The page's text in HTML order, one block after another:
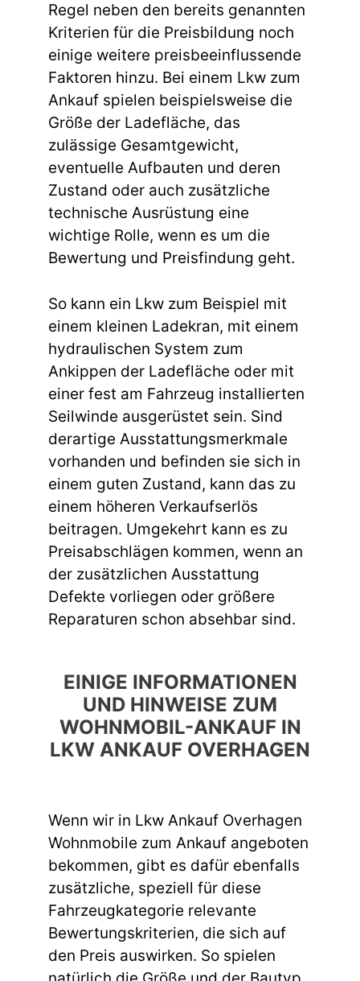
Regel neben den bereits genannten
Kriterien für die Preisbildung noch
einige weitere preisbeeinflussende
Faktoren hinzu. Bei einem Lkw zum
Ankauf spielen beispielsweise die
Größe der Ladefläche, das
zulässige Gesamtgewicht,
eventuelle Aufbauten und deren
Zustand oder auch zusätzliche
technische Ausrüstung eine
wichtige Rolle, wenn es um die
Bewertung und Preisfindung geht.
So kann ein Lkw zum Beispiel mit
einem kleinen Ladekran, mit einem
hydraulischen System zum
Ankippen der Ladefläche oder mit
einer fest am Fahrzeug installierten
Seilwinde ausgerüstet sein. Sind
derartige Ausstattungsmerkmale
vorhanden und befinden sie sich in
einem guten Zustand, kann das zu
einem höheren Verkaufserlös
beitragen. Umgekehrt kann es zu
Preisabschlägen kommen, wenn an
der zusätzlichen Ausstattung
Defekte vorliegen oder größere
Reparaturen schon absehbar sind.
EINIGE INFORMATIONEN
UND HINWEISE ZUM
WOHNMOBIL-ANKAUF IN
LKW ANKAUF OVERHAGEN
Wenn wir in Lkw Ankauf Overhagen
Wohnmobile zum Ankauf angeboten
bekommen, gibt es dafür ebenfalls
zusätzliche, speziell für diese
Fahrzeugkategorie relevante
Bewertungskriterien, die sich auf
den Preis auswirken. So spielen